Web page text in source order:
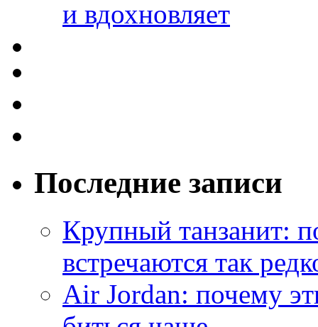
и вдохновляет
Последние записи
Крупный танзанит:
встречаются так
Air Jordan: почему